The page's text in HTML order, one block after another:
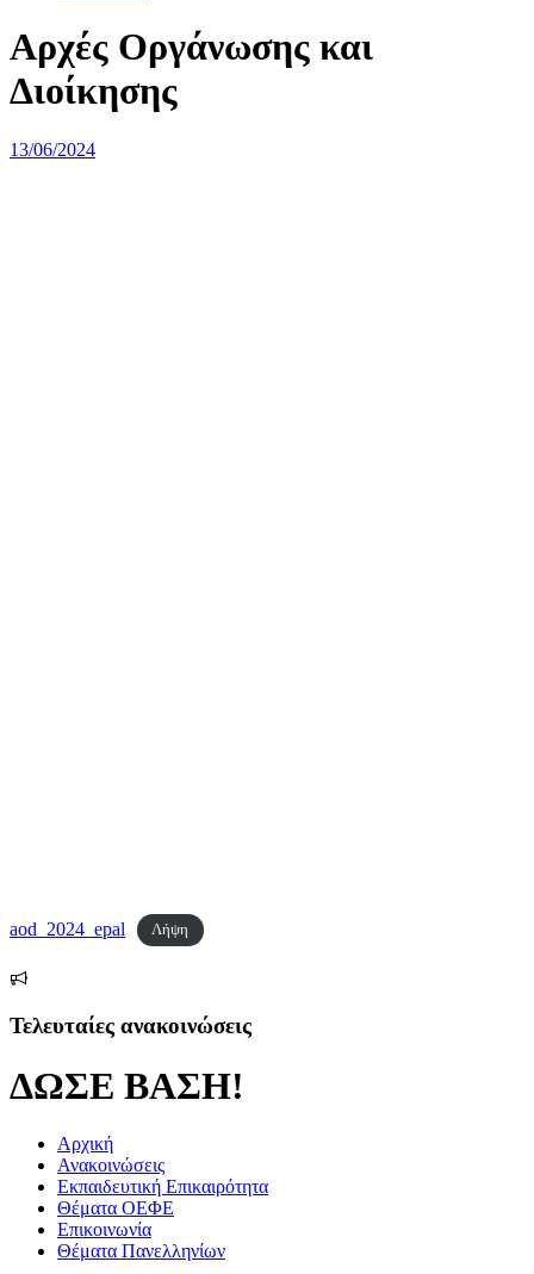
Αρχές Οργάνωσης και
Διοίκησης
Δημοσιεύτηκε
13/06/2024
aod_2024_epal Λήψη
Τελευταίες ανακοινώσεις
ΔΩΣΕ ΒΑΣΗ!
Αρχική
Ανακοινώσεις
Εκπαιδευτική Επικαιρότητα
Θέματα ΟΕΦΕ
Επικοινωνία
Θέματα Πανελληνίων